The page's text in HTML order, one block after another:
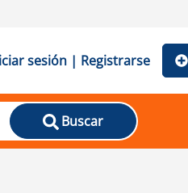
sesión | Registrarse
Buscar